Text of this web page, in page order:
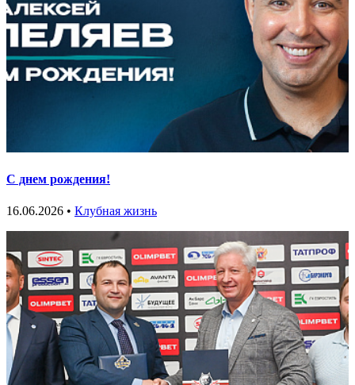
С днем рождения!
16.06.2026 • Клубная жизнь